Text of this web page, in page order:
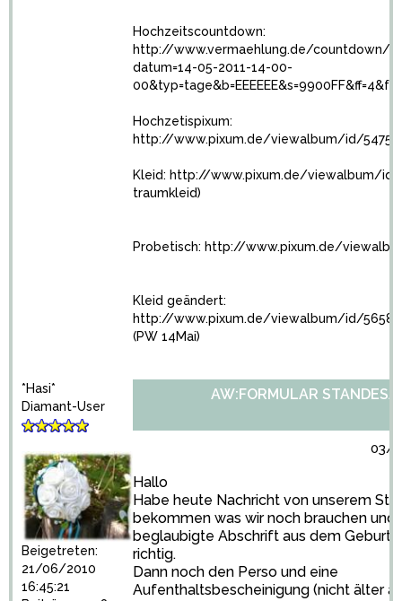
Hochzeitscountdown:
http://www.vermaehlung.de/countdown/
datum=14-05-2011-14-00-
Hochzetispixum:
http://www.pixum.de/viewalbum/id/
Kleid: http://www.pixum.de/viewalbum/id/
traumkleid)
Probetisch: http://www.pixum.de/
Kleid geändert:
http://www.pixum.de/viewalbum/id/
(PW 14Mai)
*Hasi*
Diamant-User
Beigetreten:
21/06/2010
16:45:21
AW:FORMULAR
03/
Hallo
Habe heute Nachricht von unserem
bekommen was wir noch brauchen und
beglaubigte Abschrift aus dem
richtig.
Dann noch den Perso und eine
Aufenthaltsbescheinigung (nicht älter